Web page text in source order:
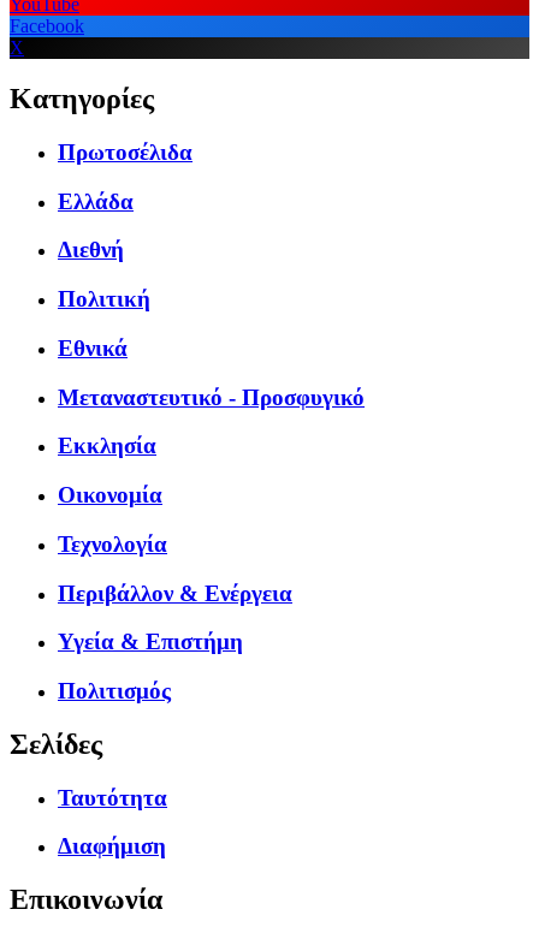
YouTube
Facebook
X
Κατηγορίες
Πρωτοσέλιδα
Ελλάδα
Διεθνή
Πολιτική
Εθνικά
Μεταναστευτικό - Προσφυγικό
Εκκλησία
Οικονομία
Τεχνολογία
Περιβάλλον & Ενέργεια
Υγεία & Επιστήμη
Πολιτισμός
Σελίδες
Ταυτότητα
Διαφήμιση
Επικοινωνία